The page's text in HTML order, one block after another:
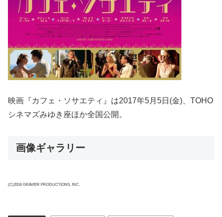
映画『カフェ・ソサエティ』は2017年5月5日(金)、TOHO
シネマズみゆき座ほか全国公開。
画像ギャラリー
(C)2016 GRAVIER PRODUCTIONS, INC.